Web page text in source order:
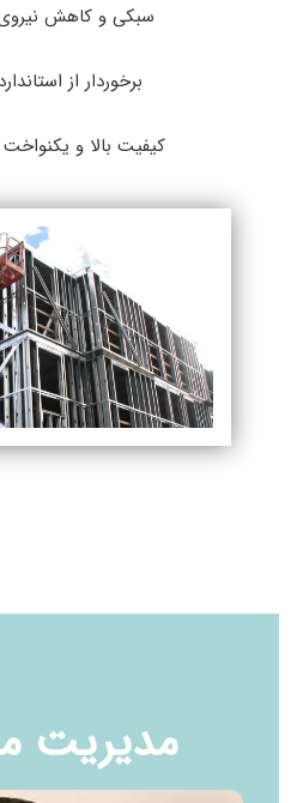
سبکی و کاهش نیروی
برخوردار از
کیفیت بالا و
مدیریت